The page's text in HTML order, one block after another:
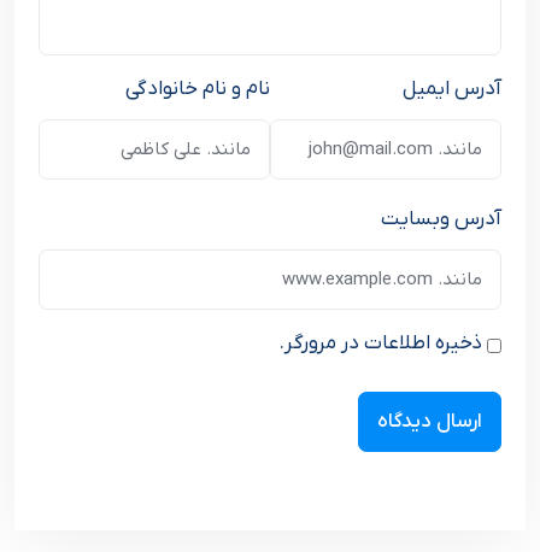
نام و نام خانوادگی آدرس ایمیل
آدرس وبسایت
ذخیره اطلاعات در مرورگر.